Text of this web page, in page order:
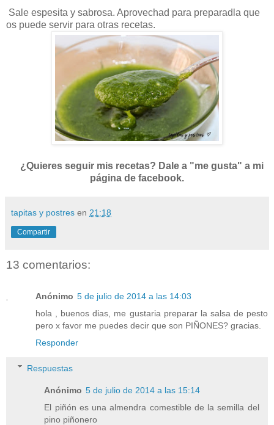
Sale espesita y sabrosa. Aprovechad para preparadla que
os puede servir para otras recetas.
¿Quieres seguir mis recetas? Dale a "me gusta" a mi
página de facebook.
tapitas y postres en 21:18
Compartir
13 comentarios:
Anónimo 5 de julio de 2014 a las 14:03
hola , buenos dias, me gustaria preparar la salsa de pesto
pero x favor me puedes decir que son PIÑONES? gracias.
Responder
Respuestas
Anónimo 5 de julio de 2014 a las 15:14
El piñón es una almendra comestible de la semilla del
pino piñonero